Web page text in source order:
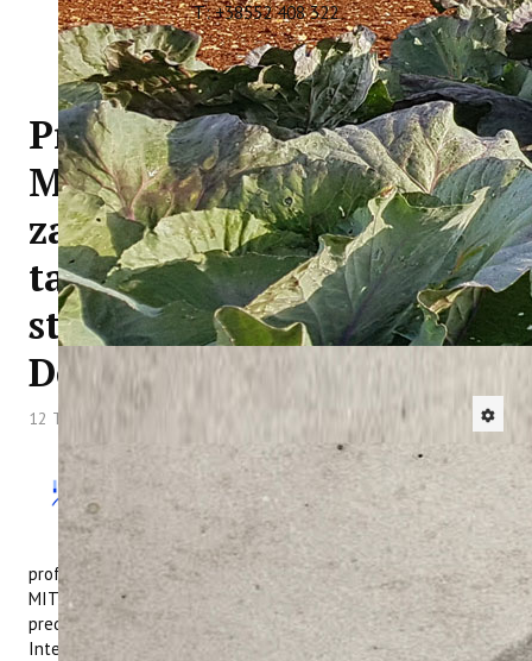
T: +38552 408 322
Predstavljanje projekta
MITOMED+ na Fakultetu
za interdisciplinarne,
talijanske i kulturološke
studije Sveučilišta Jurja
Dobrile u Puli
12 Travanj 2018
Dana 11. travnja 2018., na Fakultetu za
interdisciplinarne, talijanske i
kulturološke studije Sveučilišta Jurja
Dobrile u Puli, prema pozivu dekanice, izv.
prof. dr. sc. Tea Golja, održano je predstavljanje projekta
MITOMED+. Predstavnica Instituta, dr. sc. Kristina Brščić,
predstavila je studentima projekt MITOMED+ (Models of
Integrated Tourism in the MEDiterranean Plus), Pilot